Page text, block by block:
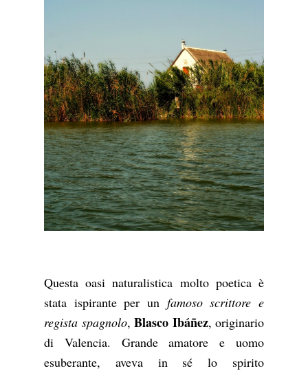
Questa oasi naturalistica molto poetica è
stata ispirante per un famoso scrittore e
regista spagnolo, Blasco Ibáñez, originario
di Valencia. Grande amatore e uomo
esuberante, aveva in sé lo spirito